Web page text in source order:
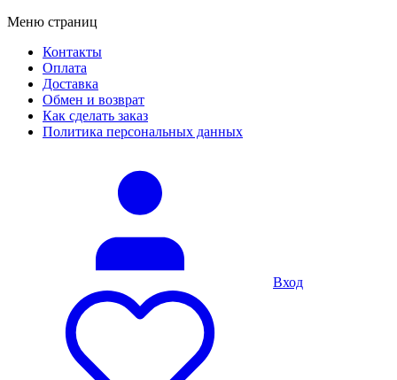
Меню страниц
Контакты
Оплата
Доставка
Обмен и возврат
Как сделать заказ
Политика персональных данных
Вход